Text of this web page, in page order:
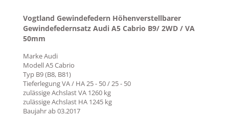
Vogtland Gewindefedern Höhenverstellbarer
Gewindefedernsatz Audi A5 Cabrio B9/ 2WD / VA
50mm
MarkeAudi
ModellA5 Cabrio
Typ B9 (B8, B81)
Tieferlegung VA / HA25 - 50 / 25 - 50
zulässige Achslast VA 1260 kg
zulässige Achslast HA 1245 kg
Baujahr ab03.2017